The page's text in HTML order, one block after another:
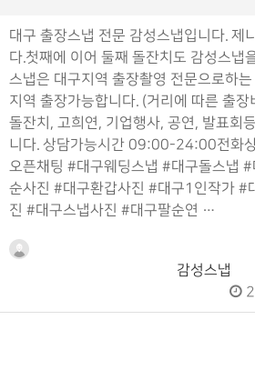
대구 출장스냅 전문 감성스냅입니다. 제
다.첫째에 이어 둘째 돌잔치도 감성스냅
스냅은 대구지역 출장촬영 전문으로하
지역 출장가능합니다. (거리에 따른 출장
돌잔치, 고희연, 기업행사, 공연, 발표회
니다. 상담가능시간 09:00-24:00전화
오픈채팅 #대구웨딩스냅 #대구돌스냅
순사진 #대구환갑사진 #대구1인작가 #
진 #대구스냅사진 #대구팔순연 …
감성스냅